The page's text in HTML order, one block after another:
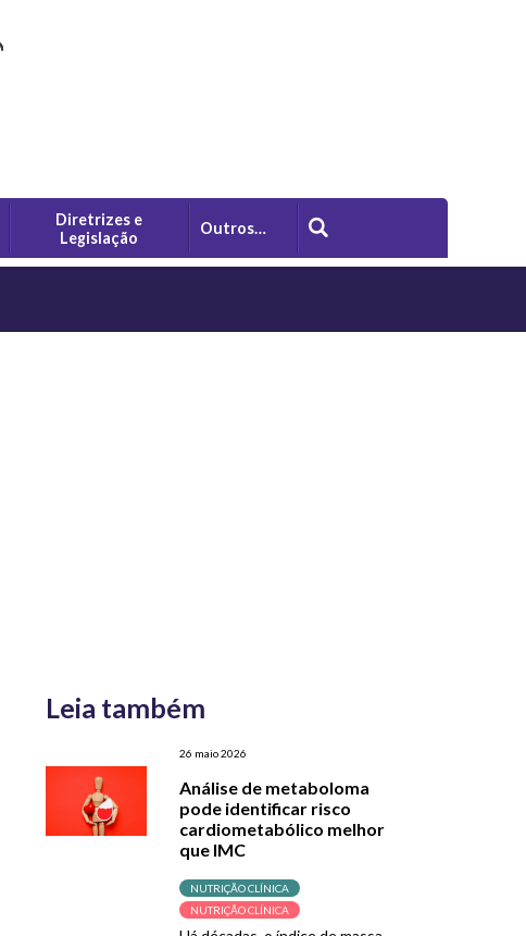
Diretrizes e
Legislação
Outros…
Leia também
26 maio 2026
Análise de metaboloma
pode identificar risco
cardiometabólico melhor
que IMC
NUTRIÇÃO CLÍNICA
NUTRIÇÃO CLÍNICA